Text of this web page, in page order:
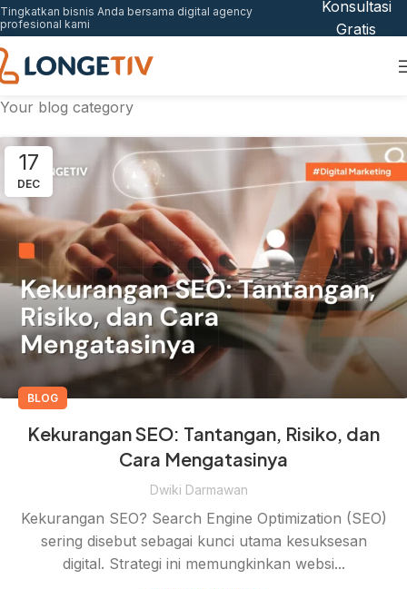
Tingkatkan bisnis Anda bersama digital agency
profesional kami
Konsultasi
Gratis
Your blog category
17
DEC
BLOG
Kekurangan SEO: Tantangan, Risiko, dan
Cara Mengatasinya
Dwiki Darmawan
Kekurangan SEO? Search Engine Optimization (SEO)
sering disebut sebagai kunci utama kesuksesan
digital. Strategi ini memungkinkan websi...